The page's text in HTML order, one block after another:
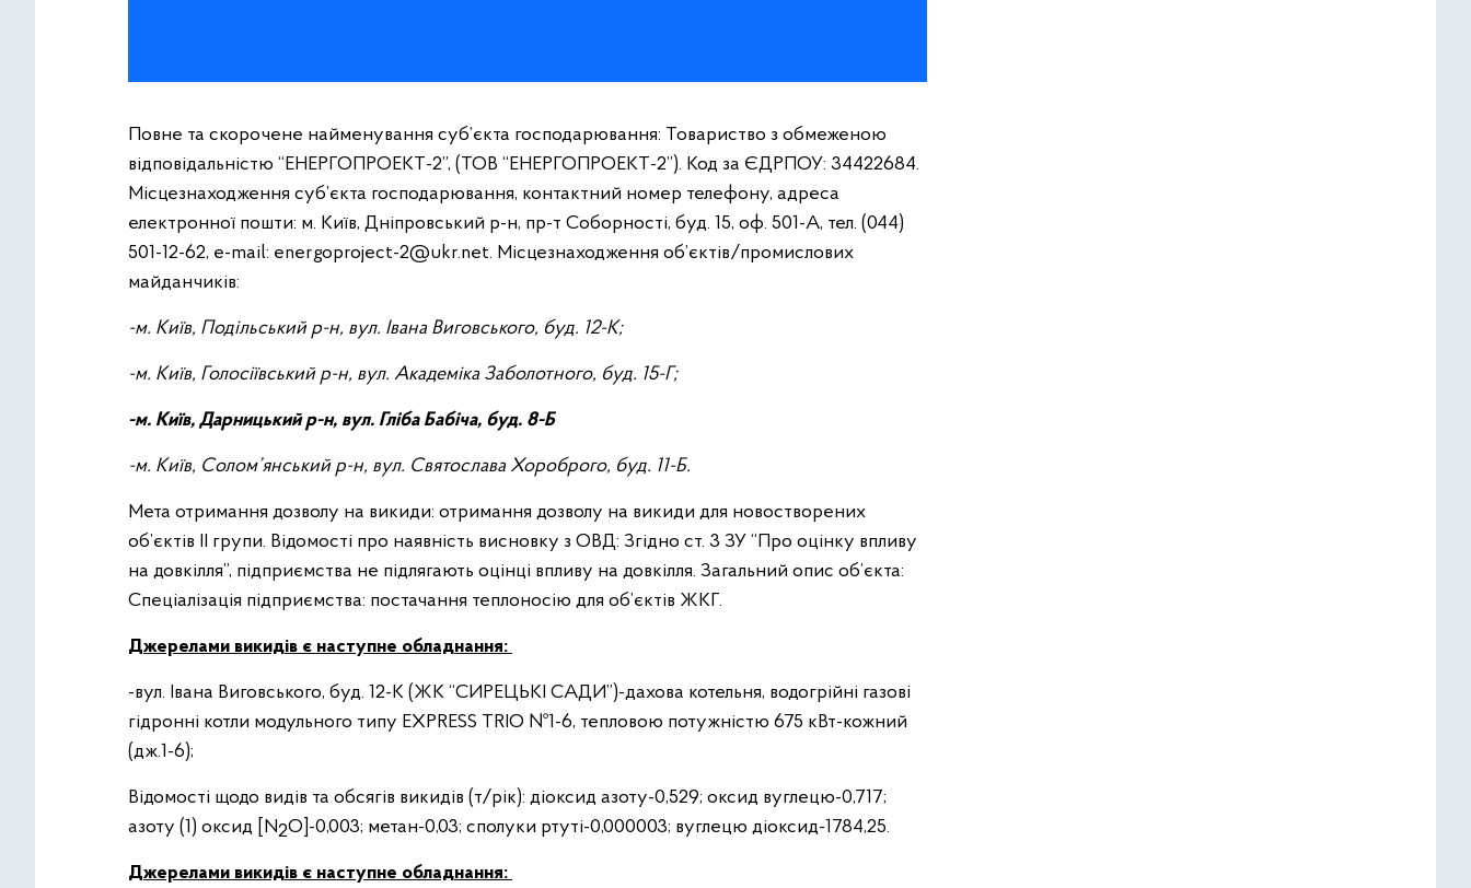
Повне та скорочене найменування суб’єкта господарювання: Товариство з обмеженою
відповідальністю “ЕНЕРГОПРОЕКТ-2”, (ТОВ “ЕНЕРГОПРОЕКТ-2”). Код за ЄДРПОУ: 34422684.
Місцезнаходження суб’єкта господарювання, контактний номер телефону, адреса
електронної пошти: м. Київ, Дніпровський р-н, пр-т Соборності, буд. 15, оф. 501-А, тел. (044)
501-12-62, e-mail: energoproject-2@ukr.net. Місцезнаходження об’єктів/промислових
майданчиків:
-м. Київ, Подільський р-н, вул. Івана Виговського, буд. 12-К;
-м. Київ, Голосіївський р-н, вул. Академіка Заболотного, буд. 15-Г;
-м. Київ, Дарницький р-н, вул. Гліба Бабіча, буд. 8-Б
-м. Київ, Солом’янський р-н, вул. Святослава Хороброго, буд. 11-Б.
Мета отримання дозволу на викиди: отримання дозволу на викиди для новостворених
об’єктів ІІ групи. Відомості про наявність висновку з ОВД: Згідно ст. 3 ЗУ “Про оцінку впливу
на довкілля”, підприємства не підлягають оцінці впливу на довкілля. Загальний опис об’єкта:
Спеціалізація підприємства: постачання теплоносію для об’єктів ЖКГ.
Джерелами викидів є наступне обладнання:
-вул. Івана Виговського, буд. 12-К (ЖК “СИРЕЦЬКІ САДИ”)-дахова котельня, водогрійні газові
гідронні котли модульного типу EXPRESS TRIO №1-6, тепловою потужністю 675 кВт-кожний
(дж.1-6);
Відомості щодо видів та обсягів викидів (т/рік): діоксид азоту-0,529; оксид вуглецю-0,717;
азоту (1) оксид [N2O]-0,003; метан-0,03; сполуки ртуті-0,000003; вуглецю діоксид-1784,25.
Джерелами викидів є наступне обладнання: